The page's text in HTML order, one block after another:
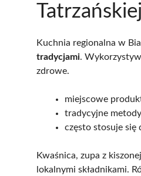
Kuchnia regionalna w
tradycjami.
zdrowe.
miejscowe
tradycyjne
często stosuje się
Kwaśnica, zupa z
lokalnymi składnikami.